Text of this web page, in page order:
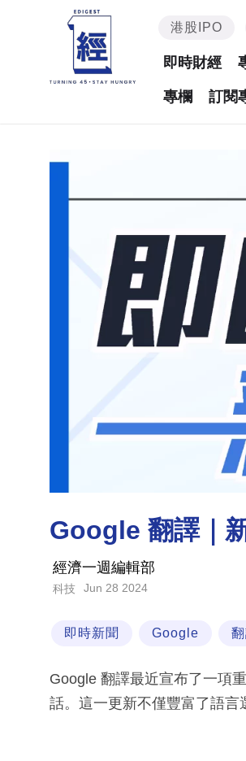
港股IPO
即時財經
專欄 訂閱
Google 翻譯｜
經濟一週編輯部
科技 Jun 28 2024
即時新聞 Google
Google 翻譯最近宣布了一項
話。這一更新不僅豐富了語言